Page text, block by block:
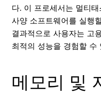
다. 이 프로세서는 멀티
사양 소프트웨어를 실행
결과적으로 사용자는 고
최적의 성능을 경험할 수
메모리 및